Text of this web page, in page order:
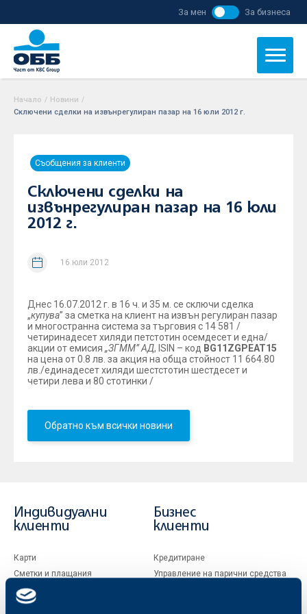
За мен За бизнеса
Начало / Новини /
Сключени сделки на извънрегулиран пазар на 16 юли 2012 г.
Съобщения за клиенти
Сключени сделки на
извънрегулиран пазар на 16 юли
2012 г.
16 юли 2012
Днес 16.07.2012 г. в 16 ч. и 35 м. се сключи сделка
„купува” за сметка на клиент на извън регулиран пазар
и многостранна система за търговия с 14 581 /
четиринадесет хиляди петстотин осемдесет и една/
акции от емисия „ЗГММ”АД, ISIN – код BG11ZGPEAT15
на цена от 0.8 лв. за акция на обща стойност 11 664.80
лв./единадесет хиляди шестстотин шестдесет и
четири лева и 80 стотинки /
Обратно към всички новини
Индивидуални
клиенти
Карти
Сметки и плащания
Кредити
Спестявания и инвестиции
Бизнес
клиенти
Кредитиране
Управление на парични средства